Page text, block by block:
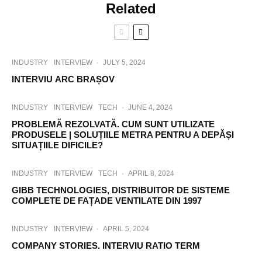
Related
INDUSTRY INTERVIEW · JULY 5, 2024
INTERVIU ARC BRAȘOV
INDUSTRY INTERVIEW TECH · JUNE 4, 2024
PROBLEMĂ REZOLVATĂ. CUM SUNT UTILIZATE
PRODUSELE | SOLUȚIILE METRA PENTRU A DEPĂȘI
SITUAȚIILE DIFICILE?
INDUSTRY INTERVIEW TECH · APRIL 8, 2024
GIBB TECHNOLOGIES, DISTRIBUITOR DE SISTEME
COMPLETE DE FAȚADE VENTILATE DIN 1997
INDUSTRY INTERVIEW · APRIL 5, 2024
COMPANY STORIES. INTERVIU RATIO TERM